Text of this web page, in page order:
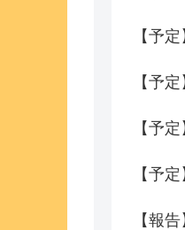
【予
【予
【予
【予
【報